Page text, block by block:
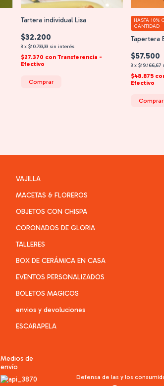
Tartera individual Lisa
$32.200
3 x $10.733,33 sin interés
$27.370 con Transferencia -
Efectivo
Comprar
Tapertera
$57.500
3 x$19.166,67
HASTA 10%
CANTIDAD
$48.875
Efectivo
Comprar
VAJILLA
MACETAS & FLOREROS
OBJETOS CON CHISPA
CORONADOS DE GLORIA
TALLERES
BOX DE CERÁMICA EN CASA
EVENTOS PERSONALIZADOS
BOLETOS MAGICOS
envios y devoluciones
ESCARAPELA
Medios de
envío
Defensa de las y los